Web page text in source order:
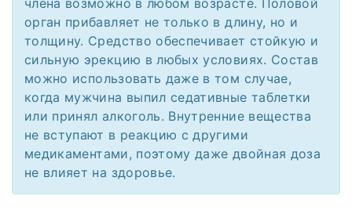
орган прибавляет не только в длину, но и
толщину. Средство обеспечивает стойкую и
сильную эрекцию в любых условиях. Состав
можно использовать даже в том случае,
когда мужчина выпил седативные таблетки
или принял алкоголь. Внутренние вещества
не вступают в реакцию с другими
медикаментами, поэтому даже двойная доза
не влияет на здоровье.